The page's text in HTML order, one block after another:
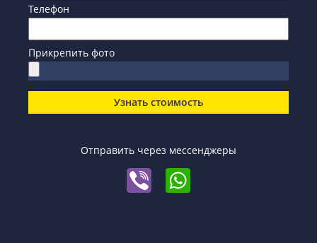
Телефон
Прикрепить фото
Узнать стоимость
Отправить через мессенджеры